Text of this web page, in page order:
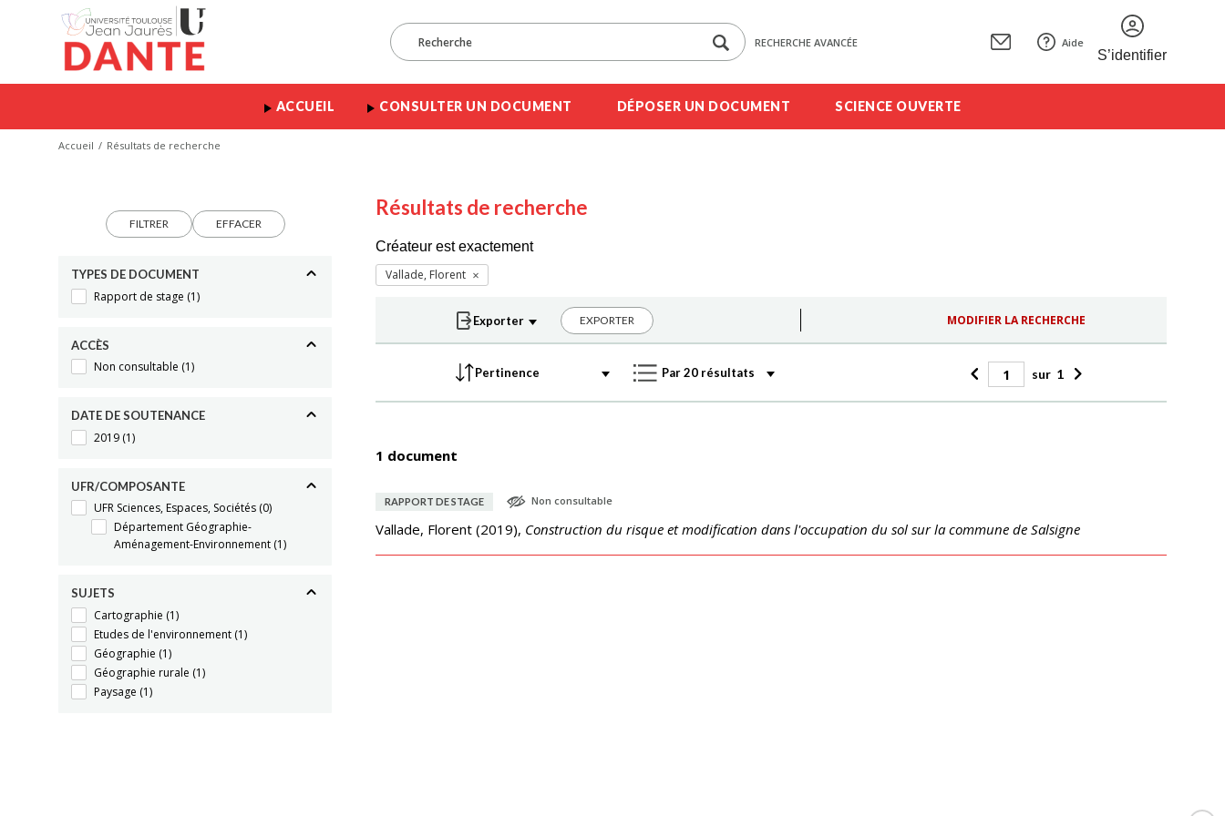
RECHERCHE AVANCÉE Aide
S’identifier
ACCUEIL CONSULTER UN DOCUMENT DÉPOSER UN DOCUMENT SCIENCE OUVERTE
Accueil Résultats de recherche
FILTRER EFFACER
TYPES DE DOCUMENT
Rapport de stage (1)
ACCÈS
Non consultable (1)
DATE DE SOUTENANCE
2019 (1)
UFR/COMPOSANTE
UFR Sciences, Espaces, Sociétés (0)
Département Géographie-
Aménagement-Environnement (1)
SUJETS
Cartographie (1)
Etudes de l'environnement (1)
Géographie (1)
Géographie rurale (1)
Paysage (1)
Résultats de recherche
Créateur est exactement
Vallade, Florent
EXPORTER MODIFIER LA RECHERCHE
sur 1
1 document
RAPPORT DE STAGE Non consultable
Vallade, Florent (2019), Construction du risque et modification dans l'occupation du sol sur la commune de Salsigne